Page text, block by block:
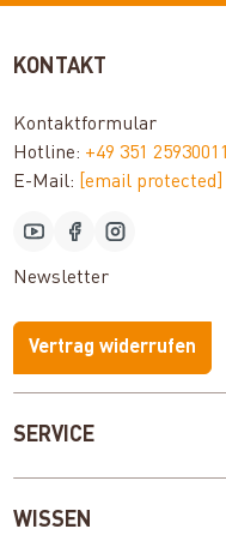
SERVICE
WISSEN
KONTAKT
Kontaktformular
Hotline: +49 351 25930011
E-Mail:
[email protected]
Newsletter
Vertrag widerrufen